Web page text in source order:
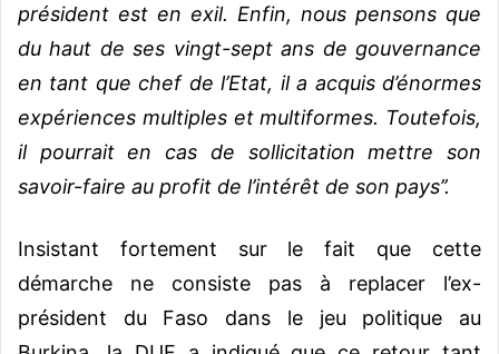
président est en exil. Enfin, nous pensons que
du haut de ses vingt-sept ans de gouvernance
en tant que chef de l’Etat, il a acquis d’énormes
expériences multiples et multiformes. Toutefois,
il pourrait en cas de sollicitation mettre son
savoir-faire au profit de l’intérêt de son pays’’.
Insistant fortement sur le fait que cette
démarche ne consiste pas à replacer l’ex-
président du Faso dans le jeu politique au